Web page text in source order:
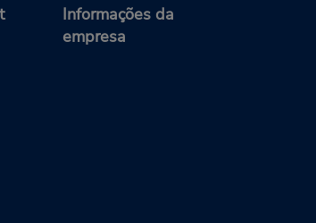
Informações da
empresa